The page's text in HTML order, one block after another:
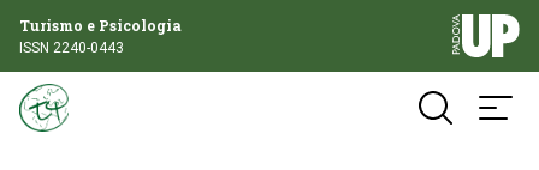
Turismo e Psicologia
ISSN 2240-0443